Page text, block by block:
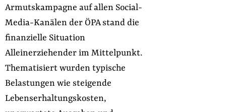
Armutskampagne auf allen Social-
Media-Kanälen der ÖPA stand die
finanzielle Situation
Alleinerziehender im Mittelpunkt.
Thematisiert wurden typische
Belastungen wie steigende
Lebenserhaltungskosten,